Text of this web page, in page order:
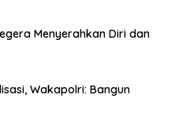
Menyerahkan Diri dan
Wakapolri: Bangun